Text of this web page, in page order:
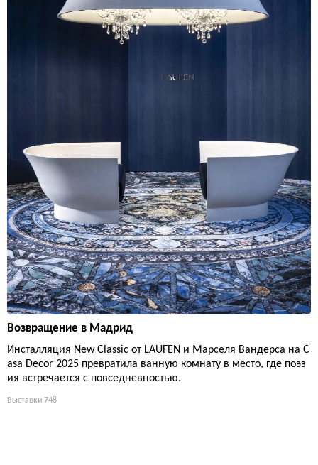
Возвращение в Мадрид
Инсталляция New Classic от LAUFEN и Марселя Вандерса на C
asa Decor 2025 превратила ванную комнату в место, где поэз
ия встречается с повседневностью.
Выставки 748